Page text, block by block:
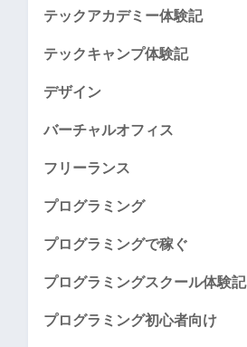
テックアカデミー体験記
テックキャンプ体験記
デザイン
バーチャルオフィス
フリーランス
プログラミング
プログラミングで稼ぐ
プログラミングスクール体験記
プログラミング初心者向け